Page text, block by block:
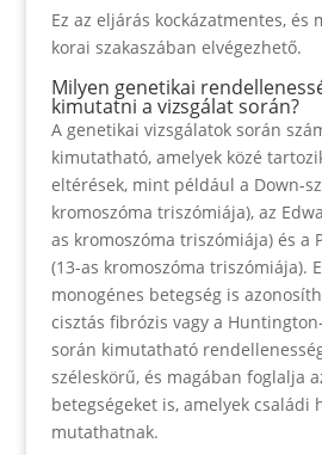
Ez az eljárás kockázatmentes, és
korai szakaszában elvégezhető.
Milyen genetikai
kimutatni a vizsgálat során?
A genetikai vizsgálatok során
kimutatható, amelyek közé
eltérések, mint például a Down-
kromoszóma triszómiája), az
as kromoszóma triszómiája) és a
(13-as kromoszóma triszómiája).
monogénes betegség is
cisztás fibrózis vagy a
során kimutatható
széleskörű, és magában foglalja
betegségeket is, amelyek családi
mutathatnak.